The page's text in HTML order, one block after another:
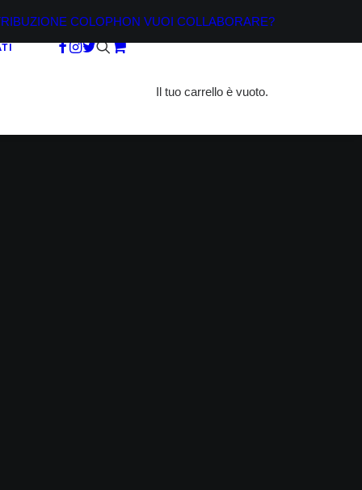
COLOPHON VUOI COLLABORARE?
Il tuo carrello è vuoto.